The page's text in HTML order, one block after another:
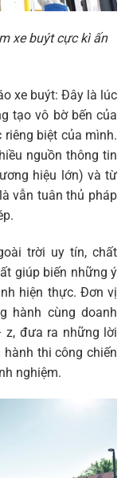
xe buýt cực kì ấn
xe buýt: Đây là lúc
tạo vô bờ bến của
biệt của mình.
nguồn thông tin
hiệu lớn) và từ
vẫn tuân thủ pháp
trời uy tín, chất
giúp biến những ý
hiện thực. Đơn vị
hành cùng doanh
z, đưa ra những lời
thi công chiến
nghiệm.